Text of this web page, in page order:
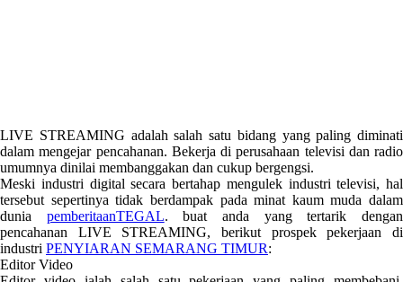
LIVE STREAMING adalah salah satu bidang yang paling diminati
dalam mengejar pencahanan. Bekerja di perusahaan televisi dan radio
umumnya dinilai membanggakan dan cukup bergengsi.
Meski industri digital secara bertahap mengulek industri televisi, hal
tersebut sepertinya tidak berdampak pada minat kaum muda dalam
dunia pemberitaanTEGAL. buat anda yang tertarik dengan
pencahanan LIVE STREAMING, berikut prospek pekerjaan di
industri PENYIARAN SEMARANG TIMUR:
Editor Video